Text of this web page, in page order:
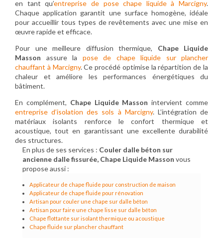
en tant qu’entreprise de pose chape liquide à Marcigny.
Chaque application garantit une surface homogène, idéale
pour accueillir tous types de revêtements avec une mise en
œuvre rapide et efficace.
Pour une meilleure diffusion thermique, Chape Liquide
Masson assure la pose de chape liquide sur plancher
chauffant à Marcigny. Ce procédé optimise la répartition de la
chaleur et améliore les performances énergétiques du
bâtiment.
En complément, Chape Liquide Masson intervient comme
entreprise d’isolation des sols à Marcigny. L’intégration de
matériaux isolants renforce le confort thermique et
acoustique, tout en garantissant une excellente durabilité
des structures.
En plus de ses services : Couler dalle béton sur
ancienne dalle fissurée, Chape Liquide Masson vous
propose aussi :
Applicateur de chape fluide pour construction de maison
Applicateur de chape fluide pour rénovation
Artisan pour couler une chape sur dalle béton
Artisan pour faire une chape lisse sur dalle béton
Chape flottante sur isolant thermique ou acoustique
Chape fluide sur plancher chauffant